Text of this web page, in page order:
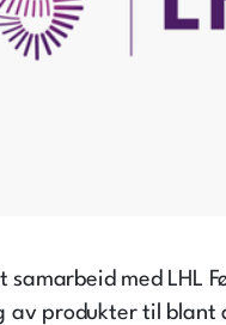
samarbeid med LHL
av produkter til blant